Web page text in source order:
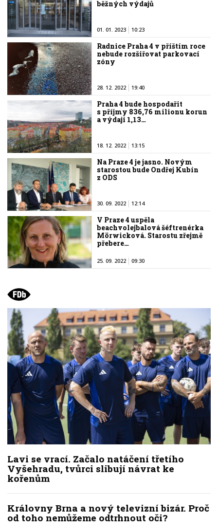
běžných výdajů
01. 01. 2023 10:23
Radnice Praha 4 v příštím roce
nebude rozšiřovat parkovací
zóny
28. 12. 2022 19:40
Praha 4 bude hospodařit
s příjmy 836,76 milionu korun
a výdaji 1,13…
18. 12. 2022 13:15
Na Praze 4 je jasno. Novým
starostou bude Ondřej Kubín
z ODS
30. 09. 2022 12:14
V Praze 4 uspěla
beachvolejbalová šéftrenérka
Mörwicková. Starostu zřejmě
přebere…
25. 09. 2022 09:30
Lavi se vrací. Začalo natáčení třetího
Vyšehradu, tvůrci slibují návrat ke
kořenům
Královny Brna a nový televizní bizár. Proč
od toho nemůžeme odtrhnout oči?